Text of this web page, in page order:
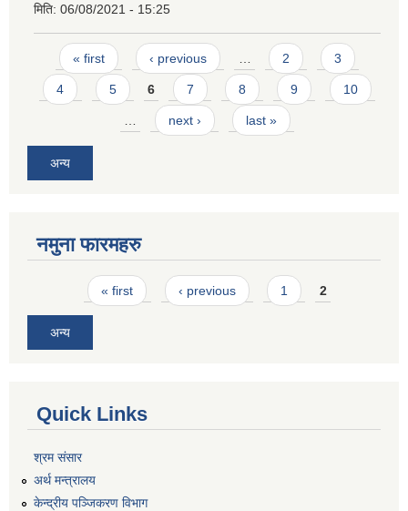
मिति: 06/08/2021 - 15:25
Pages
« first ‹ previous … 2 3
4 5 6 7 8 9 10
… next › last »
अन्य
नमुना फारमहरु
Pages« first ‹ previous 1 2
अन्य
Quick Links
श्रम संसार
अर्थ मन्त्रालय
केन्द्रीय पञ्जिकरण विभाग